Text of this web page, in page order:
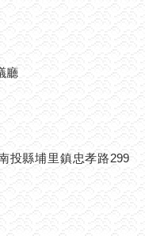
廳
投縣埔里鎮忠孝路299